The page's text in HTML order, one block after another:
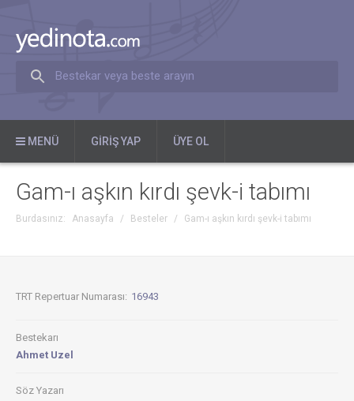
Bestekar veya beste arayın
MENÜ GIRIŞ YAP ÜYE OL
Gam-ı aşkın kırdı şevk-i tabımı
Burdasınız: Anasayfa / Besteler / Gam-ı aşkın kırdı şevk-i tabımı
TRT Repertuar Numarası: 16943
Bestekarı
Ahmet Uzel
Söz Yazarı